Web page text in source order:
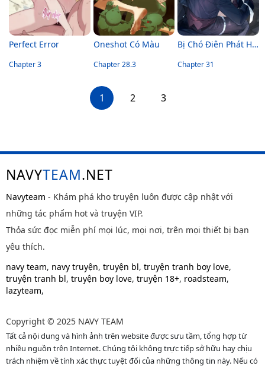
Perfect Error
Chapter 3
Oneshot Có Màu
Chapter 28.3
Bị Chó Điên Phát Hiện Là Đồng Loại
Chapter 31
1 2 3
NAVYTEAM.NET
Navyteam - Khám phá kho truyện luôn được cập nhật với
những tác phẩm hot và truyện VIP.
Thỏa sức đọc miễn phí mọi lúc, mọi nơi, trên mọi thiết bị bạn
yêu thích.
navy team, navy truyện, truyện bl, truyện tranh boy love,
truyện tranh bl, truyện boy love, truyện 18+, roadsteam,
lazyteam,
Copyright © 2025 NAVY TEAM
Tất cả nội dung và hình ảnh trên website được sưu tầm, tổng hợp từ
nhiều nguồn trên Internet. Chúng tôi không trực tiếp sở hữu hay chịu
trách nhiệm về tính xác thực tuyệt đối của những thông tin này. Nếu có